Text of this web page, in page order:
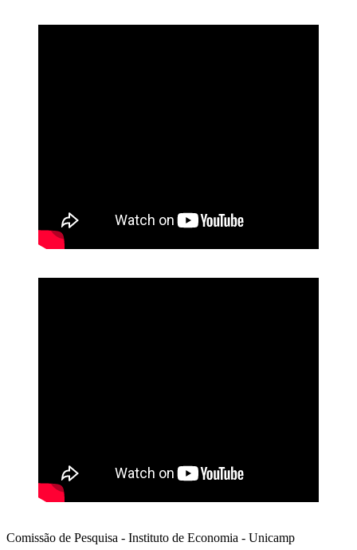
Comissão de Pesquisa - Instituto de Economia - Unicamp